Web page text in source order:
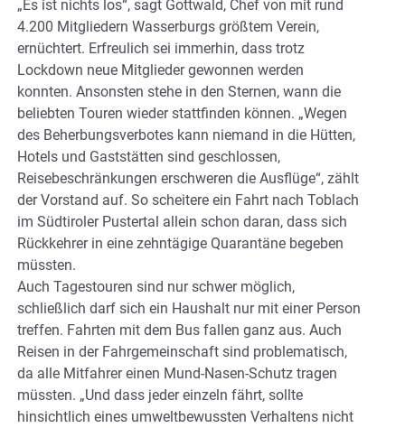
„Es ist nichts los“, sagt Gottwald, Chef von mit rund
4.200 Mitgliedern Wasserburgs größtem Verein,
ernüchtert. Erfreulich sei immerhin, dass trotz
Lockdown neue Mitglieder gewonnen werden
konnten. Ansonsten stehe in den Sternen, wann die
beliebten Touren wieder stattfinden können. „Wegen
des Beherbungsverbotes kann niemand in die Hütten,
Hotels und Gaststätten sind geschlossen,
Reisebeschränkungen erschweren die Ausflüge“, zählt
der Vorstand auf. So scheitere ein Fahrt nach Toblach
im Südtiroler Pustertal allein schon daran, dass sich
Rückkehrer in eine zehntägige Quarantäne begeben
müssten.
Auch Tagestouren sind nur schwer möglich,
schließlich darf sich ein Haushalt nur mit einer Person
treffen. Fahrten mit dem Bus fallen ganz aus. Auch
Reisen in der Fahrgemeinschaft sind problematisch,
da alle Mitfahrer einen Mund-Nasen-Schutz tragen
müssten. „Und dass jeder einzeln fährt, sollte
hinsichtlich eines umweltbewussten Verhaltens nicht